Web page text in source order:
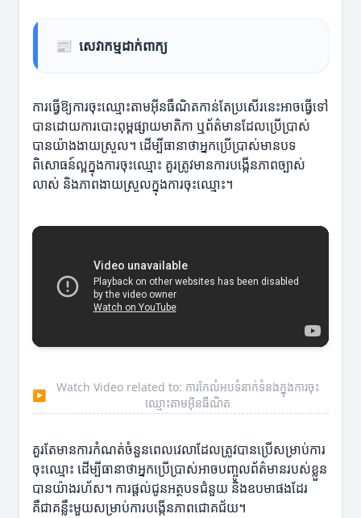
📰 សេវាកម្មដាក់ពាក្យ
ការធ្វើឱ្យការចុះឈ្មោះតាមអ៊ីនធឺណិតកាន់តែប្រសើរនេះអាចធ្វើទៅ
បានដោយការបោះពុម្ពផ្សាយមាតិកា ឬព័ត៌មានដែលប្រើប្រាស់
បានយ៉ាងងាយស្រួល។ ដើម្បីធានាថាអ្នកប្រើប្រាស់មានបទ
ពិសោធន៍ល្អក្នុងការចុះឈ្មោះ គួរត្រូវមានការបង្កើនភាពច្បាស់
លាស់ និងភាពងាយស្រួលក្នុងការចុះឈ្មោះ។
▶
Watch Video related to: ការកែលំអបទំនាក់ទំនងក្នុងការចុះ
ឈ្មោះតាមអ៊ីនធឺណិត
គួរតែមានការកំណត់ចំនួនពេលវេលាដែលត្រូវបានប្រើសម្រាប់ការ
ចុះឈ្មោះ ដើម្បីធានាថាអ្នកប្រើប្រាស់អាចបញ្ចូលព័ត៌មានរបស់ខ្លួន
បានយ៉ាងរហ័ស។ ការផ្តល់ជូនអត្ថបទជំនួយ និងឧបមាផងដែរ
គឺជាគន្លឹះមួយសម្រាប់ការបង្កើនភាពជោគជ័យ។